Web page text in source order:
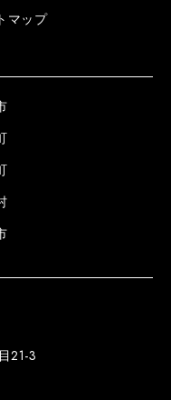
マップ
21-3